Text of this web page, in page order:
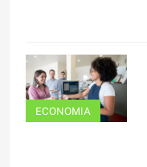
ECONOMIA